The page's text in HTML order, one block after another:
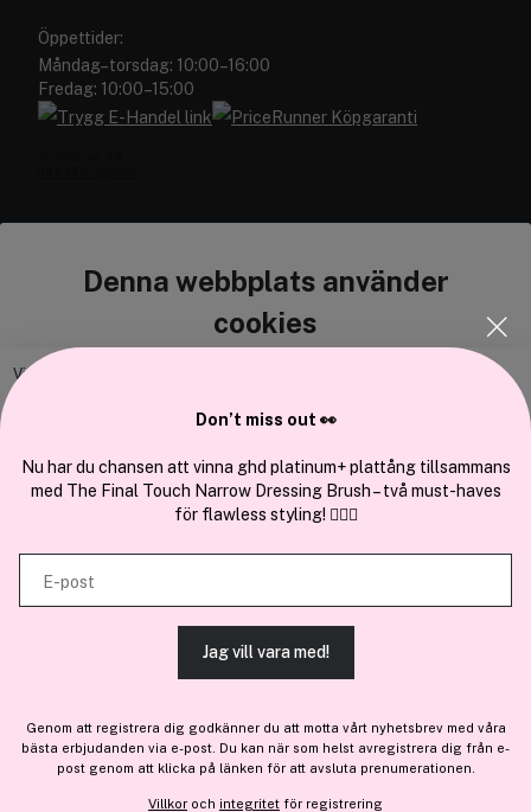
Denna webbplats använder
cookies
Vi använder enhetsidentifierare för att anpassa innehållet och
och annan information från din enhet till de sociala medier och annons-
och analysföretag som vi samarbetar med. Dessa kan i sin tur
kombinera informationen med annan information som du har
tillhandahållit eller som de har samlat in när du har använt deras
tjänster.
TILLÅT ALLA COOKIES
VISA DETALJER
Öppettider:
Måndag–torsdag: 10:00–16:00
Fredag: 10:00–15:00
Cocopanda.se
En del avBrandsdal Group AS
Don’t miss out 👀
Nu har du chansen att vinna ghd platinum+ plattång tillsammans
med The Final Touch Narrow Dressing Brush – två must-haves
för flawless styling! 💇‍♀️✨
E-post
Jag vill vara med!
Genom att registrera dig godkänner du att motta vårt nyhetsbrev med våra
bästa erbjudanden via e-post. Du kan när som helst avregistrera dig från e-
post genom att klicka på länken för att avsluta prenumerationen.
Villkor och integritet för registrering